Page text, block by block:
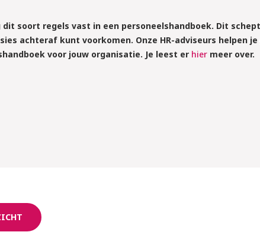
dit soort regels vast in een personeelshandboek. Dit
achteraf kunt voorkomen. Onze HR-adviseurs helpen
voor jouw organisatie. Je leest er hier meer over.